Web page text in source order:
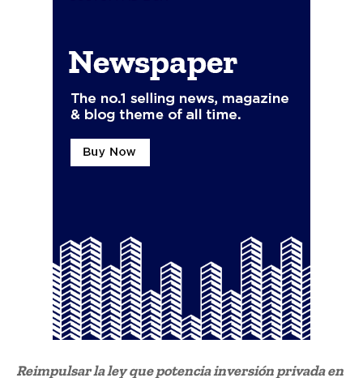
Reimpulsar la ley que potencia inversión privada en